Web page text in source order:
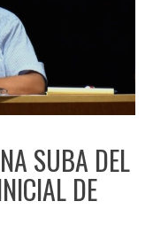
SUBA DEL
DE